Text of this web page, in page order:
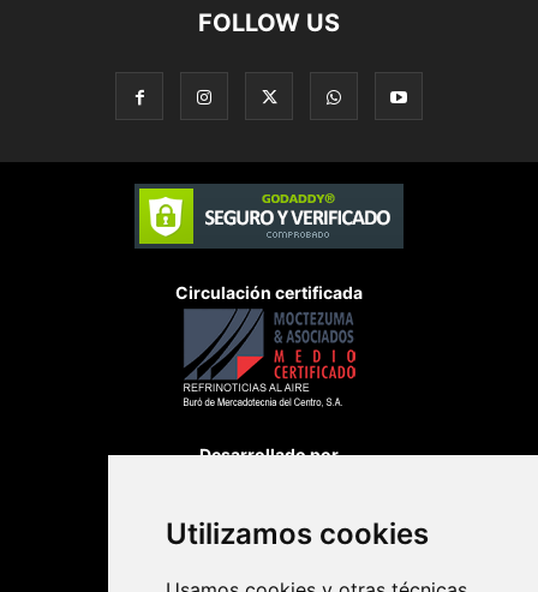
Utilizamos cookies
FOLLOW US
Circulación certificada
Desarrollado por